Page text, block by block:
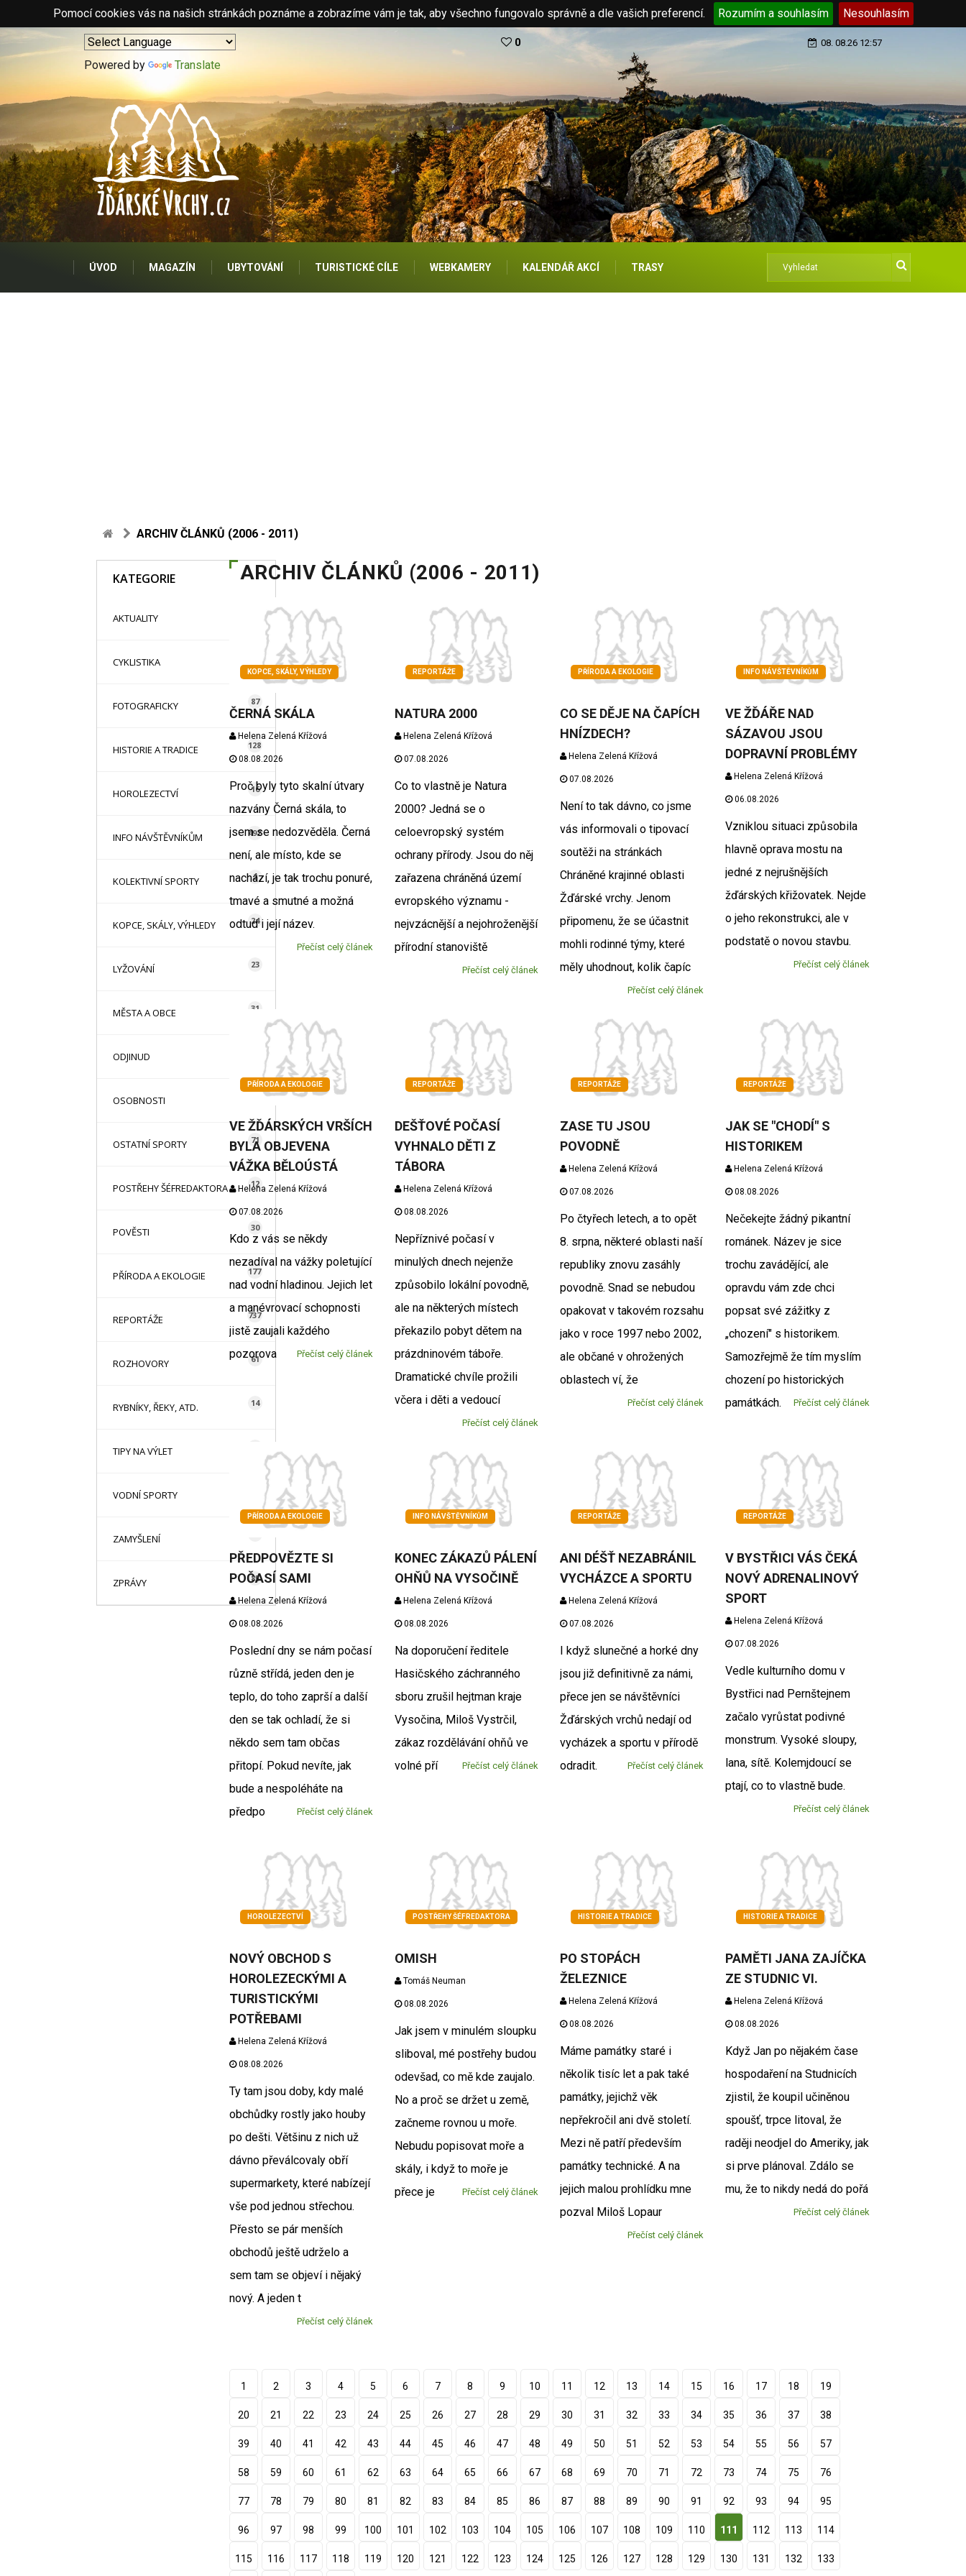
Pomocí cookies vás na našich stránkách poznáme a zobrazíme vám je tak, aby všechno fungovalo správně a dle vašich preferencí. Rozumím a souhlasím Nesouhlasím
Powered by Translate
0 08. 08.26 12:57
ÚVOD MAGAZÍN UBYTOVÁNÍ TURISTICKÉ CÍLE WEBKAMERY KALENDÁŘ AKCÍ TRASY
ARCHIV ČLÁNKŮ (2006 - 2011)
KATEGORIE
AKTUALITY
CYKLISTIKA
FOTOGRAFICKY 87
HISTORIE A TRADICE 128
HOROLEZECTVÍ 16
INFO NÁVŠTĚVNÍKŮM 492
KOLEKTIVNÍ SPORTY 2
KOPCE, SKÁLY, VÝHLEDY 24
LYŽOVÁNÍ 23
MĚSTA A OBCE 31
ODJINUD
OSOBNOSTI
OSTATNÍ SPORTY 71
POSTŘEHY ŠÉFREDAKTORA 12
POVĚSTI 30
PŘÍRODA A EKOLOGIE 177
REPORTÁŽE 737
ROZHOVORY 61
RYBNÍKY, ŘEKY, ATD. 14
TIPY NA VÝLET
VODNÍ SPORTY
ZAMYŠLENÍ
ZPRÁVY 85
ARCHIV ČLÁNKŮ (2006 - 2011)
KOPCE, SKÁLY, VÝHLEDY
ČERNÁ SKÁLA
Helena Zelená Křížová
08.08.2026
Proč byly tyto skalní útvary
nazvány Černá skála, to
jsem se nedozvěděla. Černá
není, ale místo, kde se
nachází, je tak trochu ponuré,
tmavé a smutné a možná
odtud i její název.
Přečíst celý článek
REPORTÁŽE
NATURA 2000
Helena Zelená Křížová
07.08.2026
Co to vlastně je Natura
2000? Jedná se o
celoevropský systém
ochrany přírody. Jsou do něj
zařazena chráněná území
evropského významu -
nejvzácnější a nejohroženější
přírodní stanoviště
Přečíst celý článek
PŘÍRODA A EKOLOGIE
CO SE DĚJE NA ČAPÍCH
HNÍZDECH?
Helena Zelená Křížová
07.08.2026
Není to tak dávno, co jsme
vás informovali o tipovací
soutěži na stránkách
Chráněné krajinné oblasti
Žďárské vrchy. Jenom
připomenu, že se účastnit
mohli rodinné týmy, které
měly uhodnout, kolik čapíc
Přečíst celý článek
INFO NÁVŠTĚVNÍKŮM
VE ŽĎÁŘE NAD
SÁZAVOU JSOU
DOPRAVNÍ PROBLÉMY
Helena Zelená Křížová
06.08.2026
Vzniklou situaci způsobila
hlavně oprava mostu na
jedné z nejrušnějších
žďárských křižovatek. Nejde
o jeho rekonstrukci, ale v
podstatě o novou stavbu.
Přečíst celý článek
PŘÍRODA A EKOLOGIE
VE ŽĎÁRSKÝCH VRŠÍCH
BYLA OBJEVENA
VÁŽKA BĚLOÚSTÁ
Helena Zelená Křížová
07.08.2026
Kdo z vás se někdy
nezadíval na vážky poletující
nad vodní hladinou. Jejich let
a manévrovací schopnosti
jistě zaujali každého
pozorova
Přečíst celý článek
REPORTÁŽE
DEŠŤOVÉ POČASÍ
VYHNALO DĚTI Z
TÁBORA
Helena Zelená Křížová
08.08.2026
Nepříznivé počasí v
minulých dnech nejenže
způsobilo lokální povodně,
ale na některých místech
překazilo pobyt dětem na
prázdninovém táboře.
Dramatické chvíle prožili
včera i děti a vedoucí
Přečíst celý článek
REPORTÁŽE
ZASE TU JSOU
POVODNĚ
Helena Zelená Křížová
07.08.2026
Po čtyřech letech, a to opět
8. srpna, některé oblasti naší
republiky znovu zasáhly
povodně. Snad se nebudou
opakovat v takovém rozsahu
jako v roce 1997 nebo 2002,
ale občané v ohrožených
oblastech ví, že
Přečíst celý článek
REPORTÁŽE
JAK SE "CHODÍ" S
HISTORIKEM
Helena Zelená Křížová
08.08.2026
Nečekejte žádný pikantní
románek. Název je sice
trochu zavádějící, ale
opravdu vám zde chci
popsat své zážitky z
„chození" s historikem.
Samozřejmě že tím myslím
chození po historických
památkách.
Přečíst celý článek
PŘÍRODA A EKOLOGIE
PŘEDPOVĚZTE SI
POČASÍ SAMI
Helena Zelená Křížová
08.08.2026
Poslední dny se nám počasí
různě střídá, jeden den je
teplo, do toho zaprší a další
den se tak ochladí, že si
někdo sem tam občas
přitopí. Pokud nevíte, jak
bude a nespoléháte na
předpo
Přečíst celý článek
INFO NÁVŠTĚVNÍKŮM
KONEC ZÁKAZŮ PÁLENÍ
OHŇŮ NA VYSOČINĚ
Helena Zelená Křížová
08.08.2026
Na doporučení ředitele
Hasičského záchranného
sboru zrušil hejtman kraje
Vysočina, Miloš Vystrčil,
zákaz rozdělávání ohňů ve
volné pří
Přečíst celý článek
REPORTÁŽE
ANI DÉŠŤ NEZABRÁNIL
VYCHÁZCE A SPORTU
Helena Zelená Křížová
07.08.2026
I když slunečné a horké dny
jsou již definitivně za námi,
přece jen se návštěvníci
Žďárských vrchů nedají od
vycházek a sportu v přírodě
odradit.
Přečíst celý článek
REPORTÁŽE
V BYSTŘICI VÁS ČEKÁ
NOVÝ ADRENALINOVÝ
SPORT
Helena Zelená Křížová
07.08.2026
Vedle kulturního domu v
Bystřici nad Pernštejnem
začalo vyrůstat podivné
monstrum. Vysoké sloupy,
lana, sítě. Kolemjdoucí se
ptají, co to vlastně bude.
Přečíst celý článek
HOROLEZECTVÍ
NOVÝ OBCHOD S
HOROLEZECKÝMI A
TURISTICKÝMI
POTŘEBAMI
Helena Zelená Křížová
08.08.2026
Ty tam jsou doby, kdy malé
obchůdky rostly jako houby
po dešti. Většinu z nich už
dávno převálcovaly obří
supermarkety, které nabízejí
vše pod jednou střechou.
Přesto se pár menších
obchodů ještě udrželo a
sem tam se objeví i nějaký
nový. A jeden t
Přečíst celý článek
POSTŘEHY ŠÉFREDAKTORA
OMISH
Tomáš Neuman
08.08.2026
Jak jsem v minulém sloupku
sliboval, mé postřehy budou
odevšad, co mě kde zaujalo.
No a proč se držet u země,
začneme rovnou u moře.
Nebudu popisovat moře a
skály, i když to moře je
přece je
Přečíst celý článek
HISTORIE A TRADICE
PO STOPÁCH
ŽELEZNICE
Helena Zelená Křížová
08.08.2026
Máme památky staré i
několik tisíc let a pak také
památky, jejichž věk
nepřekročil ani dvě století.
Mezi ně patří především
památky technické. A na
jejich malou prohlídku mne
pozval Miloš Lopaur
Přečíst celý článek
HISTORIE A TRADICE
PAMĚTI JANA ZAJÍČKA
ZE STUDNIC VI.
Helena Zelená Křížová
08.08.2026
Když Jan po nějakém čase
hospodaření na Studnicích
zjistil, že koupil učiněnou
spoušť, trpce litoval, že
raději neodjel do Ameriky, jak
si prve plánoval. Zdálo se
mu, že to nikdy nedá do pořá
Přečíst celý článek
1 2 3 4 5 6 7 8 9 10 11 12 13 14 15 16 17 18 19
20 21 22 23 24 25 26 27 28 29 30 31 32 33 34 35 36 37 38
39 40 41 42 43 44 45 46 47 48 49 50 51 52 53 54 55 56 57
58 59 60 61 62 63 64 65 66 67 68 69 70 71 72 73 74 75 76
77 78 79 80 81 82 83 84 85 86 87 88 89 90 91 92 93 94 95
96 97 98 99 100 101 102 103 104 105 106 107 108 109 110 111 112 113 114
115 116 117 118 119 120 121 122 123 124 125 126 127 128 129 130 131 132 133